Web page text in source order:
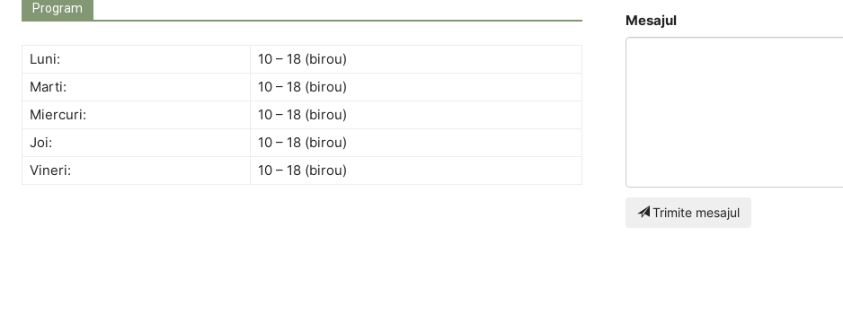
Program
Luni:
10 – 18 (birou)
Marti:
10 – 18 (birou)
Miercuri:
10 – 18 (birou)
Joi:
10 – 18 (birou)
Vineri:
10 – 18 (birou)
Mesajul
Trimite mesajul